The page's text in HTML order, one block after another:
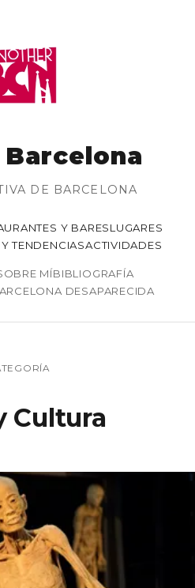
DE BARCELONA
Y BARESLUGARES
Y TENDENCIASACTIVIDADES
MÍBIBLIOGRAFÍA
DESAPARECIDA
Cultura